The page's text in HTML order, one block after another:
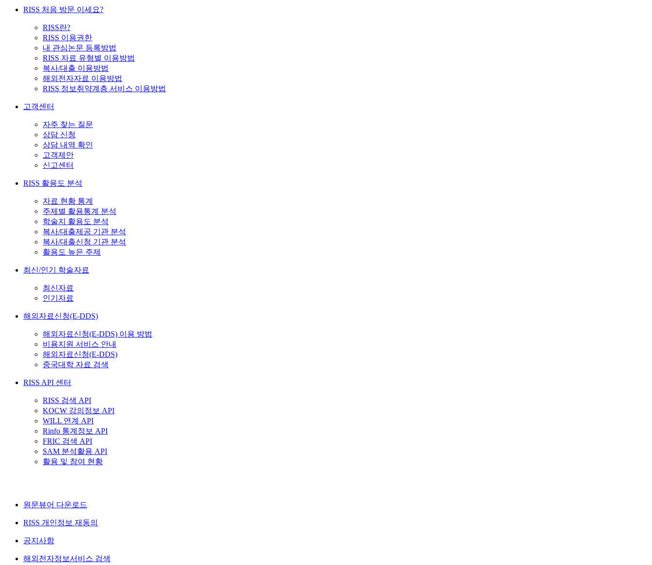
RISS 처음 방문 이세요?
RISS란?
RISS 이용권한
내 관심논문 등록방법
RISS 자료 유형별 이용방법
복사/대출 이용방법
해외전자자료 이용방법
RISS 정보취약계층 서비스 이용방법
고객센터
자주 찾는 질문
상담 신청
상담 내역 확인
고객제안
신고센터
RISS 활용도 분석
자료 현황 통계
주제별 활용통계 분석
학술지 활용도 분석
복사/대출제공 기관 분석
복사/대출신청 기관 분석
활용도 높은 주제
최신/인기 학술자료
최신자료
인기자료
해외자료신청(E-DDS)
해외자료신청(E-DDS) 이용 방법
비용지원 서비스 안내
해외자료신청(E-DDS)
중국대학 자료 검색
RISS API 센터
RISS 검색 API
KOCW 강의정보 API
WILL 연계 API
Rinfo 통계정보 API
FRIC 검색 API
SAM 분석활용 API
활용 및 참여 현황
원문뷰어 다운로드
RISS 개인정보 재동의
공지사항
해외전자정보서비스 검색